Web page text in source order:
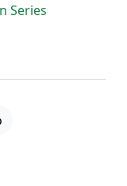
Series